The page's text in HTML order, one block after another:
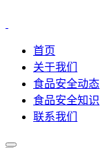
首页
关于我们
食品安全动态
食品安全知识
联系我们